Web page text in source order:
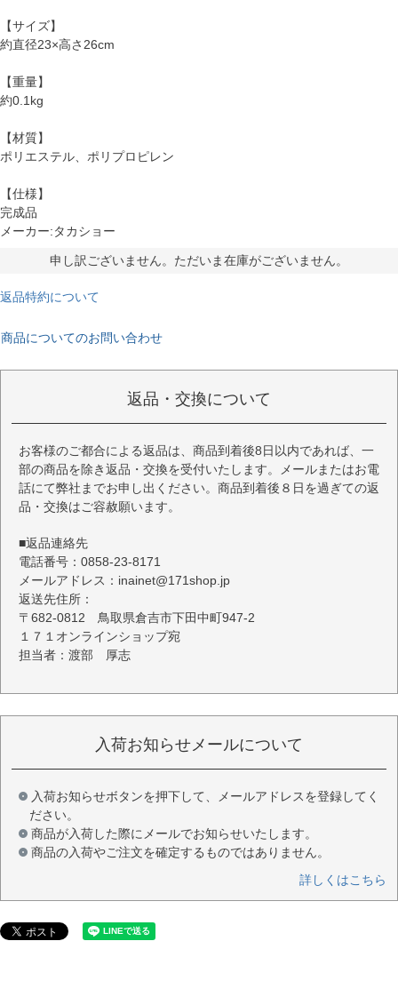
【サイズ】
約直径23×高さ26cm
【重量】
約0.1kg
【材質】
ポリエステル、ポリプロピレン
【仕様】
完成品
メーカー:タカショー
申し訳ございません。ただいま在庫がございません。
返品特約について
商品についてのお問い合わせ
返品・交換について
お客様のご都合による返品は、商品到着後8日以内であれば、一
部の商品を除き返品・交換を受付いたします。メールまたはお電
話にて弊社までお申し出ください。商品到着後８日を過ぎての返
品・交換はご容赦願います。
■返品連絡先
電話番号：0858-23-8171
メールアドレス：inainet@171shop.jp
返送先住所：
〒682-0812 鳥取県倉吉市下田中町947-2
１７１オンラインショップ宛
担当者：渡部 厚志
入荷お知らせメールについて
入荷お知らせボタンを押下して、メールアドレスを登録してく
ださい。
商品が入荷した際にメールでお知らせいたします。
商品の入荷やご注文を確定するものではありません。
詳しくはこちら